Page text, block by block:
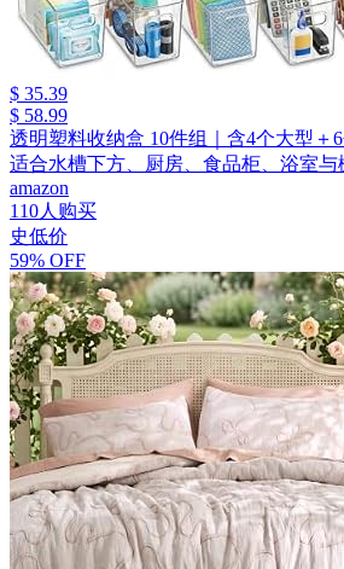
$ 35.39
$ 58.99
透明塑料收纳盒 10件组｜含4个大型＋
适合水槽下方、厨房、食品柜、浴室与
amazon
110人购买
史低价
59% OFF